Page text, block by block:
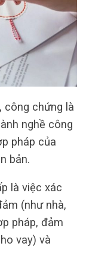
công chứng là
nghề công
pháp của
bản.
là việc xác
(như nhà,
pháp, đảm
vay) và